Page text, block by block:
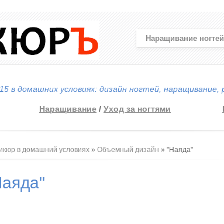
в домашних условиях: дизайн ногтей, наращивание,
Наращивание ногтей
Наращивание /Уход за ногтями
в домашний условиях » Объемный дизайн » "Наяда"